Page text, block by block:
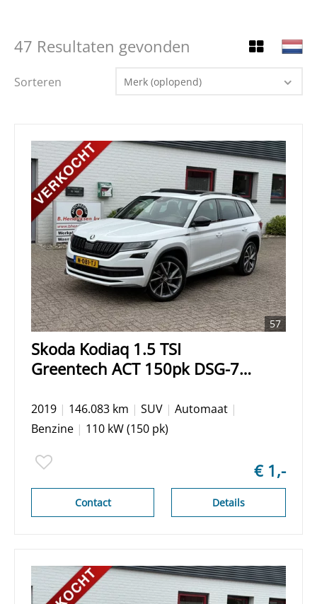
47 Resultaten gevonden
Sorteren Merk (oplopend)
57
Skoda Kodiaq 1.5 TSI
Greentech ACT 150pk DSG-7
Panoramadak/ Trekhaak/ 360
Camera/ DAB/ Apple Carplay/
control
2019 | 146.083 km | SUV | Automaat |
Benzine | 110 kW (150 pk)
€ 1,-
Details
Contact